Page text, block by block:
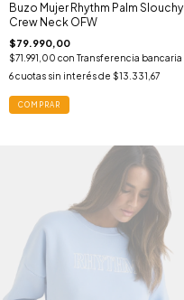
Buzo Mujer Rhythm Palm Slouchy
Crew Neck OFW
$79.990,00
$71.991,00 con Transferencia bancaria
6cuotas sin interés de $13.331,67
COMPRAR